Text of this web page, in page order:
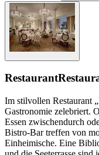
Restaurant
Im stilvollen Restaurant
Gastronomie zelebriert.
Essen zwischendurch
Bistro-Bar treffen von
Einheimische. Eine